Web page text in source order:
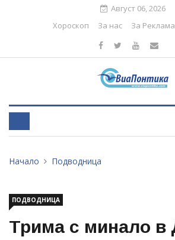
Август 06, 2026
Хороскоп
За нас За Реклама
Начало Подводница
ПОДВОДНИЦА
Трима с минало в